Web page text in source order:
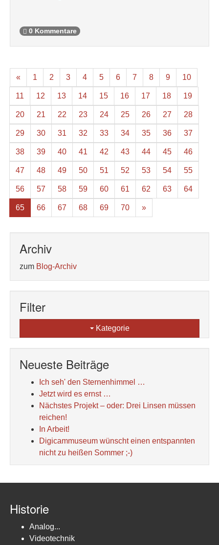
0 Kommentare
« 1 2 3 4 5 6 7 8 9 10
11 12 13 14 15 16 17 18 19
20 21 22 23 24 25 26 27 28
29 30 31 32 33 34 35 36 37
38 39 40 41 42 43 44 45 46
47 48 49 50 51 52 53 54 55
56 57 58 59 60 61 62 63 64
65 66 67 68 69 70 »
Archiv
zum Blog-Archiv
Filter
Kategorie
Neueste Beiträge
Ich seh' den Sternenhimmel …
Jetzt wird es ernst …
Nächstes Projekt – oder: Drei Linsen müssen
reichen!
In Arbeit!
Digicammuseum wünscht einen entspannten
nicht zu heißen Sommer ;-)
Historie
Analog...
Videotechnik